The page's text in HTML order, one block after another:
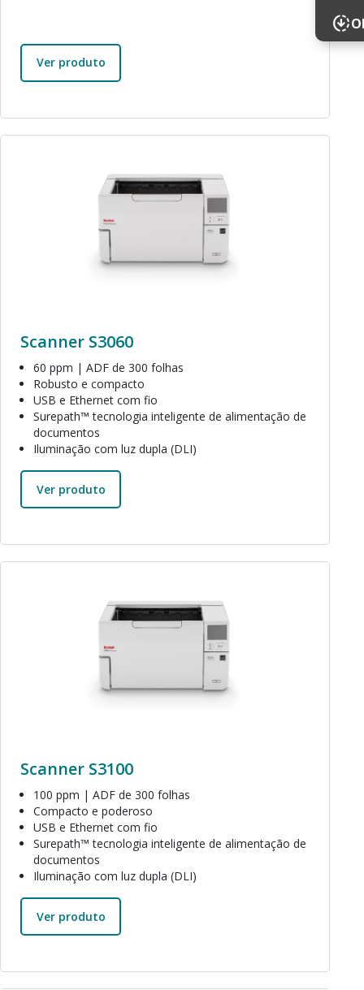
Ver produto
Imagem
Scanner S3060
60 ppm | ADF de 300 folhas
Robusto e compacto
USB e Ethernet com fio
Surepath™ tecnologia inteligente de alimentação de
documentos
Iluminação com luz dupla (DLI)
Ver produto
Scanner S3100
100 ppm | ADF de 300 folhas
Compacto e poderoso
USB e Ethernet com fio
Surepath™ tecnologia inteligente de alimentação de
documentos
Iluminação com luz dupla (DLI)
Ver produto
downloading